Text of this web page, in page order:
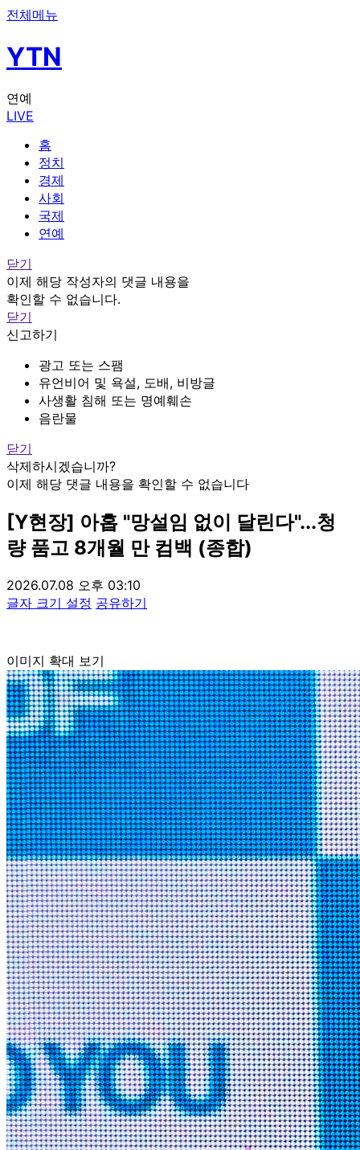
전체메뉴
YTN
연예
LIVE
홈
정치
경제
사회
국제
연예
닫기
이제 해당 작성자의 댓글 내용을
확인할 수 없습니다.
닫기
신고하기
광고 또는 스팸
유언비어 및 욕설, 도배, 비방글
사생활 침해 또는 명예훼손
음란물
닫기
삭제하시겠습니까?
이제 해당 댓글 내용을 확인할 수 없습니다
[Y현장] 아홉 "망설임 없이 달린다"...청
량 품고 8개월 만 컴백 (종합)
2026.07.08 오후 03:10
글자 크기 설정 공유하기
이미지 확대 보기